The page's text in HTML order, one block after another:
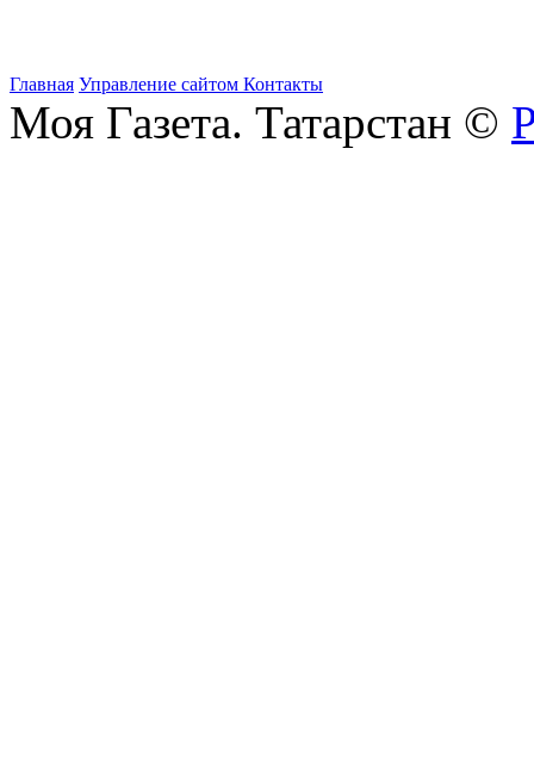
Главная Управление сайтом Контакты
Моя Газета. Татарстан ©